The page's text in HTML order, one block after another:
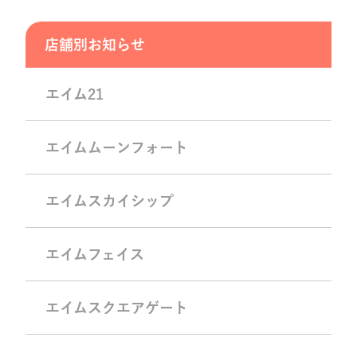
店舗別お知らせ
エイム21
エイムムーンフォート
エイムスカイシップ
エイムフェイス
エイムスクエアゲート